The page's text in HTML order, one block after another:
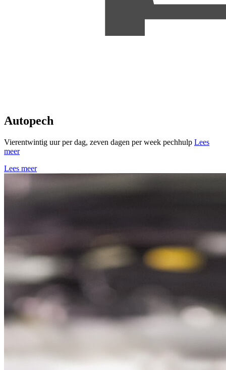
Autopech
Vierentwintig uur per dag, zeven dagen per week pechhulp Lees
meer
Lees meer